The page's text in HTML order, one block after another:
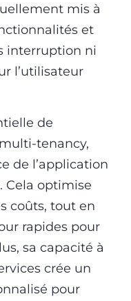
mis à
et
interruption ni
l’utilisateur
de
tenancy,
de l’application
Cela optimise
coûts, tout en
rapides pour
sa capacité à
crée un
pour